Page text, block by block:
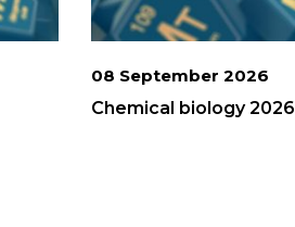
08 September 2026
Chemical biology 2026